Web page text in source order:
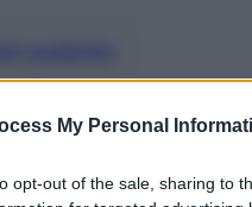
My Personal
opt-out of the sale, sharing to